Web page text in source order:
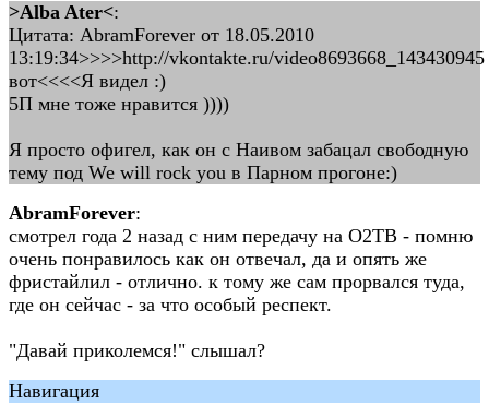
>Alba Ater<:
Цитата: AbramForever от 18.05.2010
13:19:34>>>>http://vkontakte.ru/video8693668_143430945
вот<<<<Я видел :)
5П мне тоже нравится ))))
Я просто офигел, как он с Наивом забацал свободную
тему под We will rock you в Парном прогоне:)
AbramForever:
смотрел года 2 назад с ним передачу на О2ТВ - помню
очень понравилось как он отвечал, да и опять же
фристайлил - отлично. к тому же сам прорвался туда,
где он сейчас - за что особый респект.
"Давай приколемся!" слышал?
Навигация